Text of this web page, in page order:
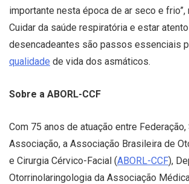
importante nesta época de ar seco e frio”,
Cuidar da saúde respiratória e estar
desencadeantes são passos essenciais
qualidade de vida dos asmáticos.
Sobre a ABORL-CCF
Com 75 anos de atuação entre
Associação, a Associação Brasileira de
e Cirurgia Cérvico-Facial (ABORL-CCF),
Otorrinolaringologia da Associação